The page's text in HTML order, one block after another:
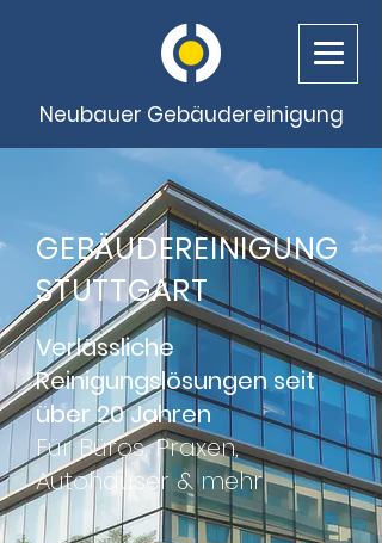
Neubauer Gebäudereinigung
GEBÄUDEREINIGUNG
STUTTGART
Verlässliche
Reinigungslösungen seit
über 20 Jahren
Für Büros, Praxen,
Autohäuser & mehr